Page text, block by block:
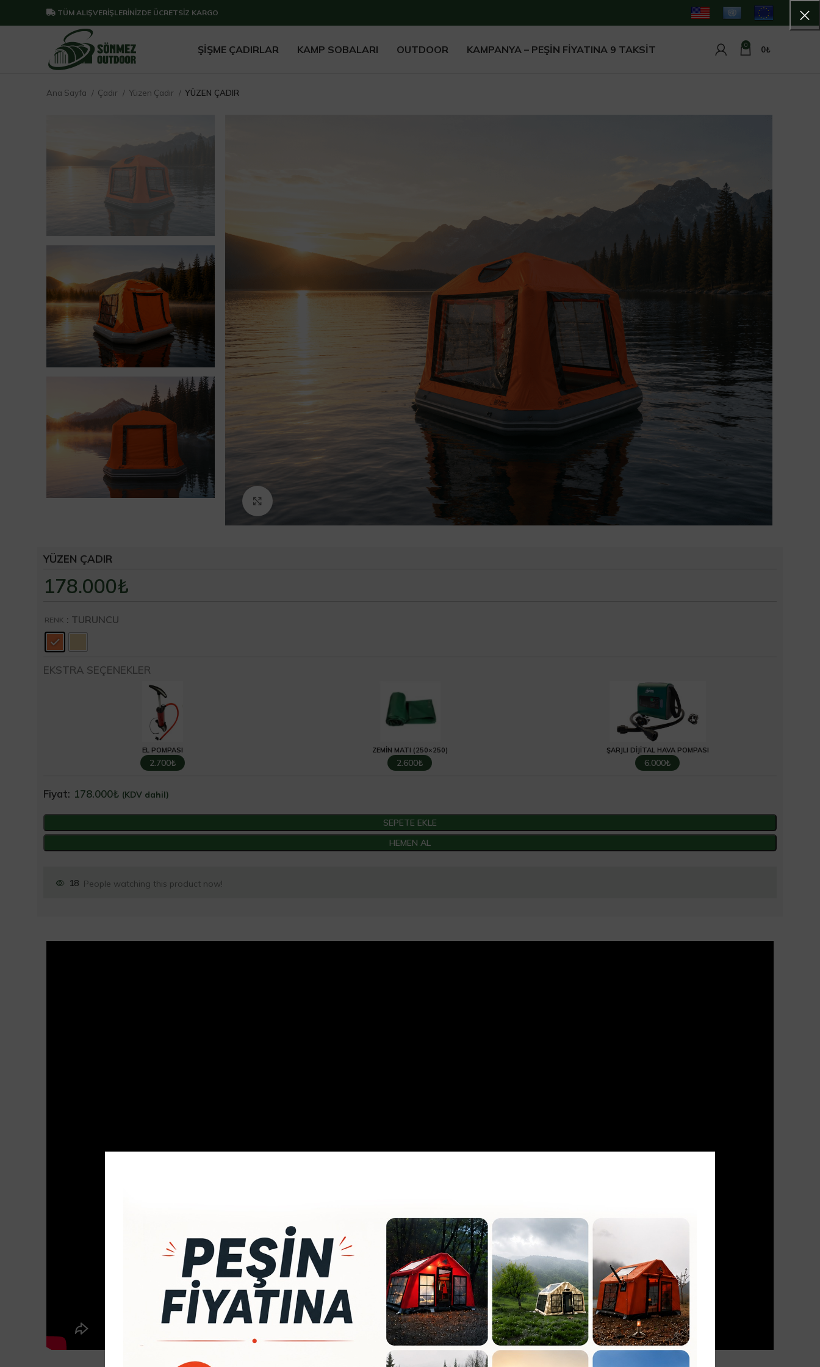
TÜM ALIŞVERİŞLERİNİZDE ÜCRETSİZ KARGO
ŞIŞME ÇADIRLAR KAMP SOBALARI OUTDOOR KAMPANYA – PEŞİN FİYATINA 9 TAKSİT 0 0₺
Ana Sayfa Çadır Yüzen Çadır YÜZEN ÇADIR
Büyütmek için tıkla
YÜZEN ÇADIR
178.000₺
RENK : TURUNCU
EKSTRA SEÇENEKLER
EL POMPASI
2.700₺
ZEMIN MATI (250×250)
2.600₺
ŞARJLI DIJITAL HAVA POMPASI
6.000₺
Fiyat: 178.000₺ (KDV dahil)
SEPETE EKLE
HEMEN AL
18 People watching this product now!